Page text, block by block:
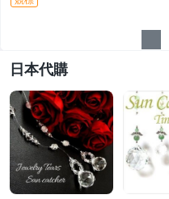
日本代購